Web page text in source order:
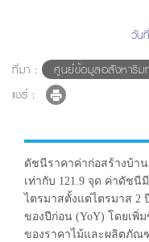
วัน
ที่มา :
ศูนย์ข้อมูลอสังหาริ
แชร์ :
ดัชนีราคาค่าก่อสร้างบ้า
เท่ากับ 121.9 จุด ค่าดัชนี
ไตรมาสตั้งแต่ไตรมาส 2
ของปีก่อน (YoY) โดยเพิ่
ของราคาไม้และผลิตภั